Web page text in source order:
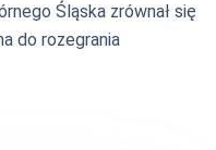
Śląska zrównał się
do rozegrania